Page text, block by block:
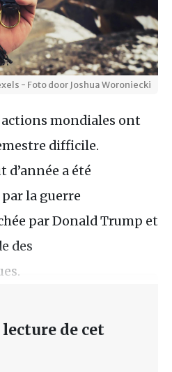
- Foto door Joshua Woroniecki
mondiales ont
difficile.
d’année a été
la guerre
par Donald Trump et
des
de cet